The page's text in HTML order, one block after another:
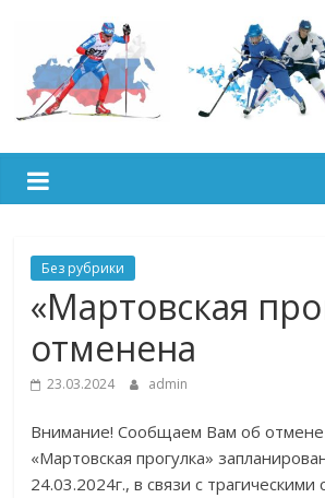
Без рубрики
«Мартовская
отменена
23.03.2024 admin
Внимание! Сообщаем Вам об
«Мартовская прогулка»
24.03.2024г., в связи с